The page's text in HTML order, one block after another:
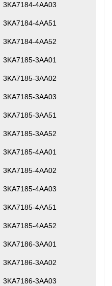
3KA7184-4AA03
3KA7184-4AA51
3KA7184-4AA52
3KA7185-3AA01
3KA7185-3AA02
3KA7185-3AA03
3KA7185-3AA51
3KA7185-3AA52
3KA7185-4AA01
3KA7185-4AA02
3KA7185-4AA03
3KA7185-4AA51
3KA7185-4AA52
3KA7186-3AA01
3KA7186-3AA02
3KA7186-3AA03